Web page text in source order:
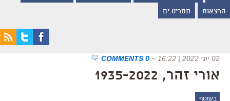
הרצאות תסריט.ים
02 יוני 2022 | 16:22 ~
0 COMMENTS
אורי זהר, 1935-2022
בשוטף